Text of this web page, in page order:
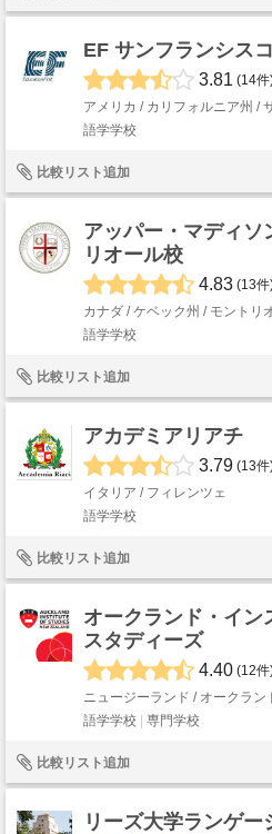
EF サンフランシス
3.81 (14件
アメリカ / カリフォルニア州 /
語学学校
比較リスト追加
アッパー・マディソ
リオール校
4.83 (13件
カナダ / ケベック州 / モントリ
語学学校
比較リスト追加
アカデミアリアチ
3.79 (13件
イタリア / フィレンツェ
語学学校
比較リスト追加
オークランド・イン
スタディーズ
4.40 (12件
ニュージーランド / オークラン
語学学校
専門学校
比較リスト追加
リーズ大学ランゲー